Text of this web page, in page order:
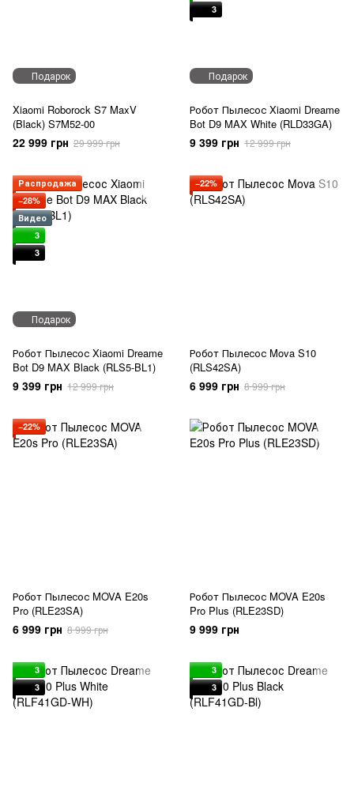
Подарок
Xiaomi Roborock S7 MaxV
(Black) S7M52-00
22 999 грн 29 999 грн
Подарок
3
Робот Пылесос Xiaomi Dreame
Bot D9 MAX White (RLD33GA)
9 399 грн 12 999 грн
Подарок
Распродажа
−28%
Видео
3
3
Робот Пылесос Xiaomi Dreame
Bot D9 MAX Black (RLS5-BL1)
9 399 грн 12 999 грн
−22%
Робот Пылесос Mova S10
(RLS42SA)
6 999 грн 8 999 грн
−22%
Робот Пылесос MOVA E20s
Pro (RLE23SA)
6 999 грн 8 999 грн
Робот Пылесос MOVA E20s
Pro Plus (RLE23SD)
9 999 грн
3
3
3
3